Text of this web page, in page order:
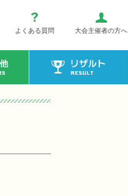
よくある質問 大会主催者の方へ
リザルト